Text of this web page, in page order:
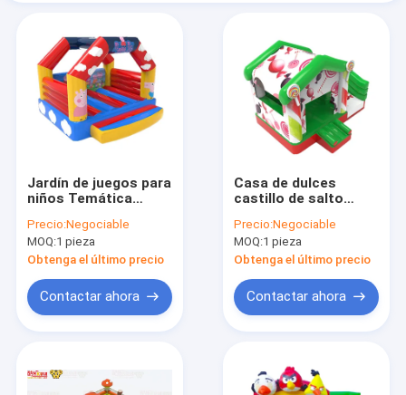
Jardín de juegos para
niños Temática
salto inflable
Precio:Negociable
MOQ:1 pieza
Obtenga el último precio
Contactar ahora
Casa de dulces
castillo de salto
toboganes
Precio:Negociable
MOQ:1 pieza
Obtenga el último precio
Contactar ahora